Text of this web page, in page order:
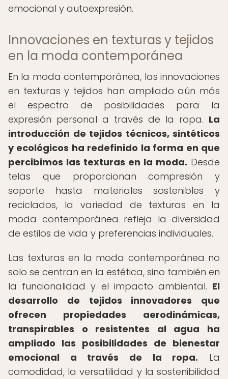
emocional y autoexpresión.
Innovaciones en texturas y tejidos
en la moda contemporánea
En la moda contemporánea, las innovaciones
en texturas y tejidos han ampliado aún más
el espectro de posibilidades para la
expresión personal a través de la ropa. La
introducción de tejidos técnicos, sintéticos
y ecológicos ha redefinido la forma en que
percibimos las texturas en la moda. Desde
telas que proporcionan compresión y
soporte hasta materiales sostenibles y
reciclados, la variedad de texturas en la
moda contemporánea refleja la diversidad
de estilos de vida y preferencias individuales.
Las texturas en la moda contemporánea no
solo se centran en la estética, sino también en
la funcionalidad y el impacto ambiental. El
desarrollo de tejidos innovadores que
ofrecen propiedades aerodinámicas,
transpirables o resistentes al agua ha
ampliado las posibilidades de bienestar
emocional a través de la ropa. La
comodidad, la versatilidad y la sostenibilidad